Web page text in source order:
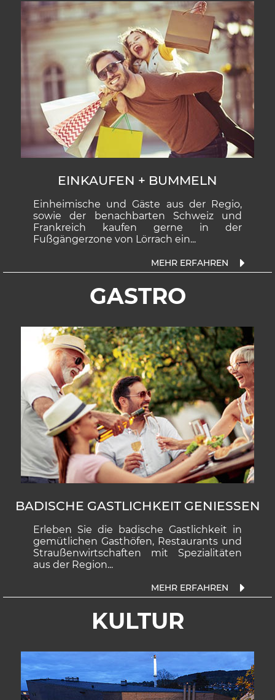
EINKAUFEN + BUMMELN
Einheimische und Gäste aus der Regio,
sowie der benachbarten Schweiz und
Frankreich kaufen gerne in der
Fußgängerzone von Lörrach ein...
GASTRO
BADISCHE GASTLICHKEIT GENIESSEN
Erleben Sie die ba­dische Gast­lich­keit in
ge­müt­li­chen Gast­hö­fen, Res­tau­rants und
Strau­ßen­wirt­schaf­ten mit Spe­zi­ali­tä­ten
aus der Re­gion...
KULTUR